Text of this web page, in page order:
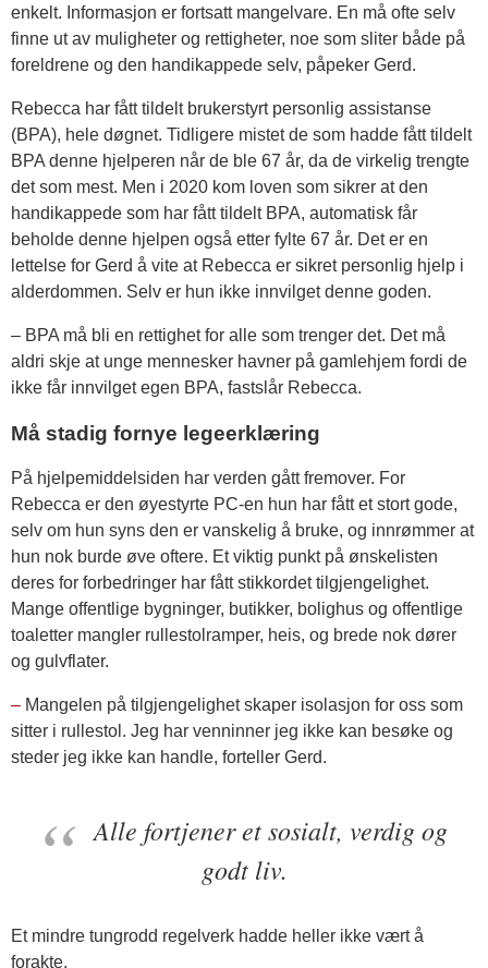
enkelt. Informasjon er fortsatt mangelvare. En må ofte selv
finne ut av muligheter og rettigheter, noe som sliter både på
foreldrene og den handikappede selv, påpeker Gerd.
Rebecca har fått tildelt brukerstyrt personlig assistanse
(BPA), hele døgnet. Tidligere mistet de som hadde fått tildelt
BPA denne hjelperen når de ble 67 år, da de virkelig trengte
det som mest. Men i 2020 kom loven som sikrer at den
handikappede som har fått tildelt BPA, automatisk får
beholde denne hjelpen også etter fylte 67 år. Det er en
lettelse for Gerd å vite at Rebecca er sikret personlig hjelp i
alderdommen. Selv er hun ikke innvilget denne goden.
– BPA må bli en rettighet for alle som trenger det. Det må
aldri skje at unge mennesker havner på gamlehjem fordi de
ikke får innvilget egen BPA, fastslår Rebecca.
Må stadig fornye legeerklæring
På hjelpemiddelsiden har verden gått fremover. For
Rebecca er den øyestyrte PC-en hun har fått et stort gode,
selv om hun syns den er vanskelig å bruke, og innrømmer at
hun nok burde øve oftere. Et viktig punkt på ønskelisten
deres for forbedringer har fått stikkordet tilgjengelighet.
Mange offentlige bygninger, butikker, bolighus og offentlige
toaletter mangler rullestolramper, heis, og brede nok dører
og gulvflater.
– Mangelen på tilgjengelighet skaper isolasjon for oss som
sitter i rullestol. Jeg har venninner jeg ikke kan besøke og
steder jeg ikke kan handle, forteller Gerd.
Alle fortjener et sosialt, verdig og
godt liv.
Et mindre tungrodd regelverk hadde heller ikke vært å
forakte.